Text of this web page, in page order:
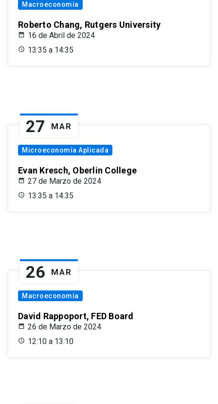
Macroeconomía
Roberto Chang, Rutgers University
16 de Abril de 2024
13:35 a 14:35
27 MAR
Microeconomía Aplicada
Evan Kresch, Oberlin College
27 de Marzo de 2024
13:35 a 14:35
26 MAR
Macroeconomía
David Rappoport, FED Board
26 de Marzo de 2024
12:10 a 13:10